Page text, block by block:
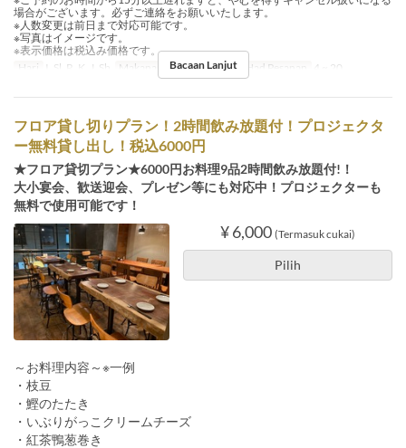
場合がございます。必ずご連絡をお願いいたします。
※人数変更は前日まで対応可能です。
※写真はイメージです。
※表示価格は税込み価格です。
Hari
I, Sl, R, K, J, Sb Makanan Makan Malam Had Pesanan 4 ~ 20
Bacaan Lanjut
フロア貸し切りプラン！2時間飲み放題付！プロジェクタ
ー無料貸し出し！税込6000円
★フロア貸切プラン★6000円お料理9品2時間飲み放題付!！
大小宴会、歓送迎会、プレゼン等にも対応中！プロジェクターも
無料で使用可能です！
¥ 6,000 (Termasuk cukai)
Pilih
～お料理内容～※一例
・枝豆
・鰹のたたき
・いぶりがっこクリームチーズ
・紅茶鴨葱巻き